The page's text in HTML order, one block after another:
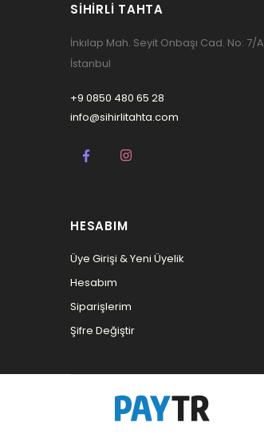
SIHIRLI TAHTA
İnkılap Mah. Seyit Onbaşı Cad. No: 7/A
İstanbul
+9 0850 480 65 28
info@sihirlitahta.com
HESABIM
Üye Girişi & Yeni Üyelik
Hesabım
Siparişlerim
Şifre Değiştir